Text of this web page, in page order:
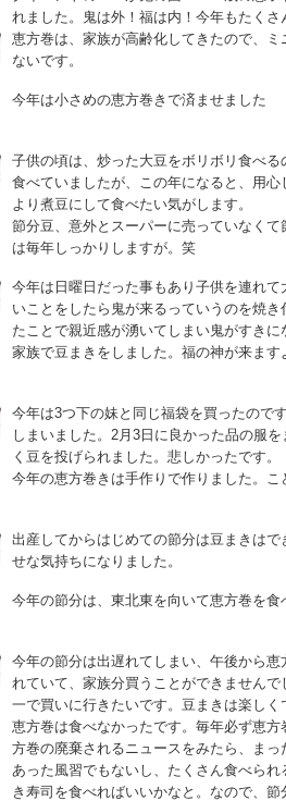
れました。鬼は外！福は内！今年もたくさ
恵方巻は、家族が高齢化してきたので、
ないです。
今年は小さめの恵方巻きで済ませました
子供の頃は、炒った大豆をボリボリ食べ
食べていましたが、この年になると、用
より煮豆にして食べたい気がします。
節分豆、意外とスーパーに売っていなく
は毎年しっかりしますが。笑
今年は日曜日だった事もあり子供を連れ
いことをしたら鬼が来るっていうのを焼
たことで親近感が湧いてしまい鬼がすき
家族で豆まきをしました。福の神が来ます
今年は3つ下の妹と同じ福袋を買ったので
しまいました。2月3日に良かった品の服
く豆を投げられました。悲しかったです。
今年の恵方巻きは手作りで作りました。こ
出産してからはじめての節分は豆まきは
せな気持ちになりました。
今年の節分は、東北東を向いて恵方巻を食
今年の節分は出遅れてしまい、午後から
れていて、家族分買うことができません
一で買いに行きたいです。豆まきは楽しく
恵方巻は食べなかったです。毎年必ず恵
方巻の廃棄されるニュースをみたら、ま
あった風習でもないし、たくさん食べら
き寿司を食べればいいかなと。なので、